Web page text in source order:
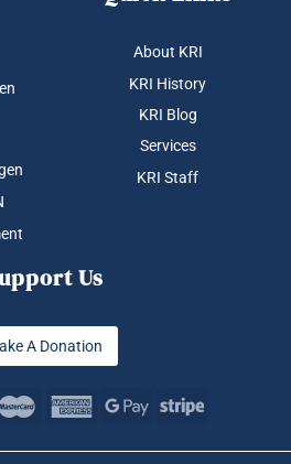
About KRI
KRI History
KRI Blog
Services
KRI Staff
Us
A Donation